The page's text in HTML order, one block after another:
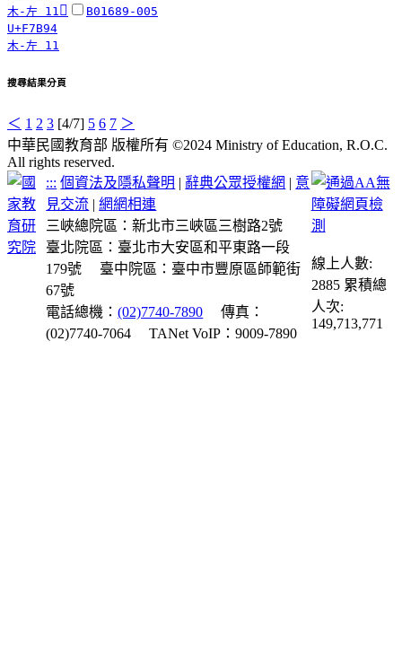
木-左 11 󷮔
B01689-005
U+F7B94
木-左 11
搜尋結果分頁
＜ 1 2 3 [4/7] 5 6 7 ＞
中華民國教育部 版權所有 ©2024 Ministry of Education, R.O.C.
All rights reserved.
::: 個資法及隱私聲明 | 辭典公眾授權網 | 意
見交流 |網網相連
三峽總院區：新北市三峽區三樹路2號
臺北院區：臺北市大安區和平東路一段
179號
臺中院區：臺中市豐原區師範街
67號
電話總機：(02)7740-7890
傳真：
(02)7740-7064
TANet VoIP：9009-7890
線上人數:
2885 累積總
人次:
149,713,771